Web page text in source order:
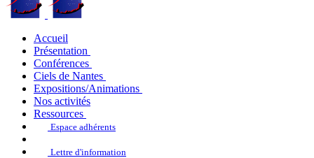
Accueil
Présentation
Conférences
Ciels de Nantes
Expositions/Animations
Nos activités
Ressources
Espace adhérents
Lettre d'information